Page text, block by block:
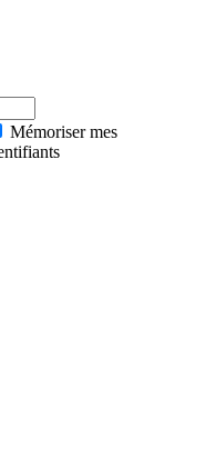
Mémoriser mes